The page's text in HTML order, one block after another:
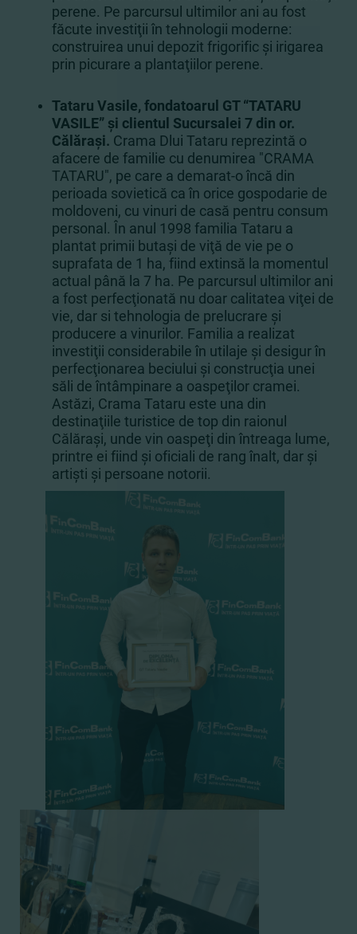
perene. Pe parcursul ultimilor ani au fost
făcute investiţii în tehnologii moderne:
construirea unui depozit frigorific şi irigarea
prin picurare a plantaţiilor perene.
Tataru Vasile, fondatoarul GT “TATARU
VASILE” şi clientul Sucursalei 7 din or.
Călăraşi. Crama Dlui Tataru reprezintă o
afacere de familie cu denumirea "CRAMA
TATARU", pe care a demarat-o încă din
perioada sovietică ca în orice gospodarie de
moldoveni, cu vinuri de casă pentru consum
personal. În anul 1998 familia Tataru a
plantat primii butaşi de viţă de vie pe o
suprafata de 1 ha, fiind extinsă la momentul
actual până la 7 ha. Pe parcursul ultimilor ani
a fost perfecţionată nu doar calitatea viţei de
vie, dar si tehnologia de prelucrare şi
producere a vinurilor. Familia a realizat
investiţii considerabile în utilaje şi desigur în
perfecţionarea beciului şi construcţia unei
săli de întâmpinare a oaspeţilor cramei.
Astăzi, Crama Tataru este una din
destinaţiile turistice de top din raionul
Călăraşi, unde vin oaspeţi din întreaga lume,
printre ei fiind şi oficiali de rang înalt, dar şi
artişti şi persoane notorii.